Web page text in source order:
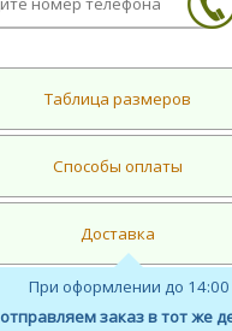
Таблица размеров
Cпособы оплаты
Доставка
При оформлении до 14:00
отправляем заказ в тот же